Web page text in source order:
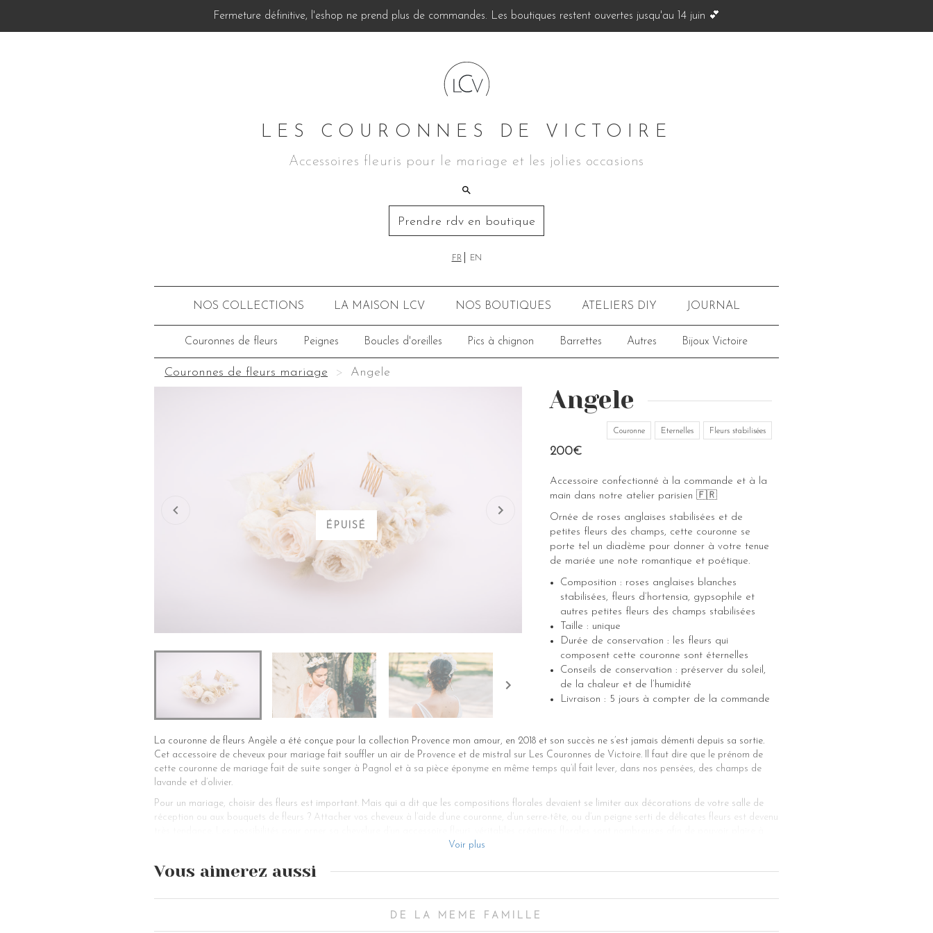
Fermeture définitive, l'eshop ne prend plus de commandes. Les boutiques restent ouvertes jusqu'au 14 juin 💕
LES COURONNES DE VICTOIRE
Accessoires fleuris pour le mariage et les jolies occasions
Prendre rdv en boutique
FR EN
NOS COLLECTIONS LA MAISON LCV NOS BOUTIQUES ATELIERS DIY JOURNAL
Couronnes de fleurs Peignes Boucles d'oreilles Pics à chignon Barrettes Autres Bijoux Victoire
Couronnes de fleurs mariage Angele
ÉPUISÉ
Angele
Couronne Eternelles Fleurs stabilisées
200€
Accessoire confectionné à la commande et à la
main dans notre atelier parisien 🇫🇷
Ornée de roses anglaises stabilisées et de
petites fleurs des champs, cette couronne se
porte tel un diadème pour donner à votre tenue
de mariée une note romantique et poétique.
Composition : roses anglaises blanches
stabilisées, fleurs d’hortensia, gypsophile et
autres petites fleurs des champs stabilisées
Taille : unique
Durée de conservation : les fleurs qui
composent cette couronne sont éternelles
Conseils de conservation : préserver du soleil,
de la chaleur et de l’humidité
Livraison : 5 jours à compter de la commande
La couronne de fleurs Angèle a été conçue pour la collection Provence mon amour, en 2018 et son succès ne s’est jamais démenti depuis sa sortie.
Cet accessoire de cheveux pour mariage fait souffler un air de Provence et de mistral sur Les Couronnes de Victoire. Il faut dire que le prénom de
cette couronne de mariage fait de suite songer à Pagnol et à sa pièce éponyme en même temps qu’il fait lever, dans nos pensées, des champs de
lavande et d’olivier.
Pour un mariage, choisir des fleurs est important. Mais qui a dit que les compositions florales devaient se limiter aux décorations de votre salle de
réception ou aux bouquets de fleurs ? Attacher vos cheveux à l’aide d’une couronne, d’un serre-tête, ou d’un peigne serti de délicates fleurs est devenu
toutes les futures mariées : couronne aux doux tons pastels ou à fleurs blanches, roses ou hortensias, petites fleurs aux couleurs vives, … Il ne vous
véritable diadème, ô combien romantique, qui marie des roses anglaises blanches, des fleurs d’hortensia à des fleurs de gypsophile, le tout parsemé
Les fleurs qui composent cette couronne de mariage ont été stabilisées, c’est-à-dire qu’elles ont été traitées de manière entièrement biologique pour
défier les années. Votre couronne de fleurs Angèle conservera pratiquement indéfiniment ses qualités de fraîcheur et de velouté à condition
Voir plus
Vous aimerez aussi
DE LA MEME FAMILLE